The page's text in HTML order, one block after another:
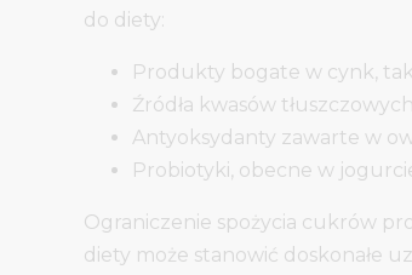
do diety:
Produkty bogate w cynk,
Źródła kwasów
Antyoksydanty zawarte w
Probiotyki, obecne w
Ograniczenie spożycia cukrów
diety może stanowić doskonałe